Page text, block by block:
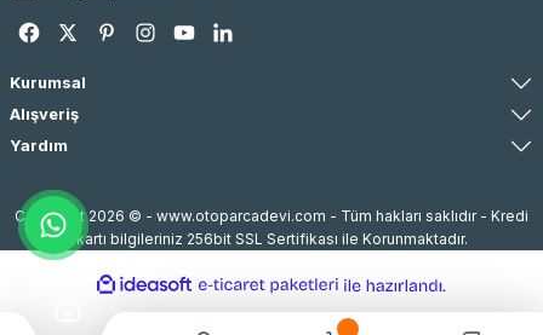
Kurumsal
Alışveriş
Yardım
Copyright 2026 © - www.otoparcadevi.com - Tüm hakları saklıdır - Kredi
kartı bilgileriniz 256bit SSL Sertifikası ile Korunmaktadır.
ideasoft
e-
paketleri